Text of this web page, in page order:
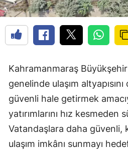
Kahramanmaraş
genelinde ulaşım
güvenli hale getirmek
yatırımlarını hız kesmeden
Vatandaşlara daha güvenli,
ulaşım imkânı sunmayı